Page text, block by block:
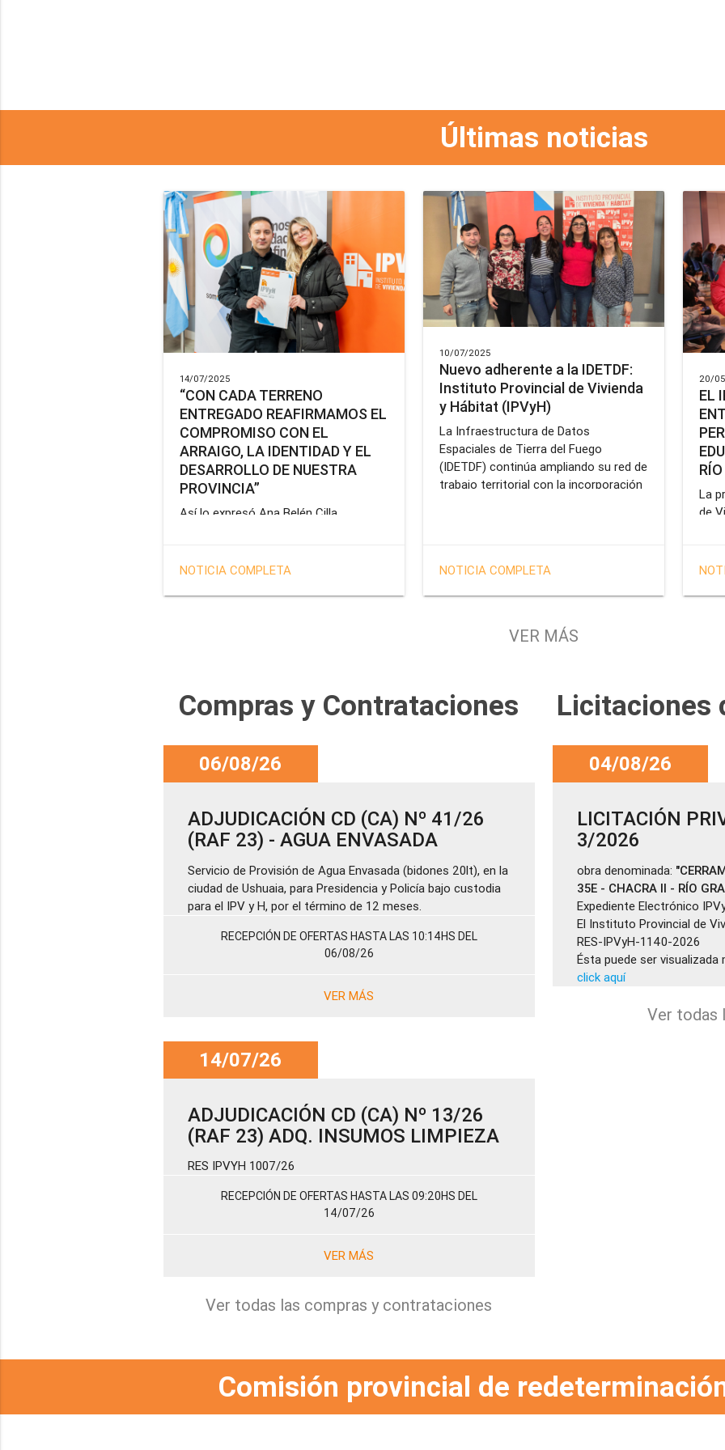
Últimas noticias
14/07/2025
“CON CADA TERRENO
ENTREGADO REAFIRMAMOS EL
COMPROMISO CON EL
ARRAIGO, LA IDENTIDAD Y EL
DESARROLLO DE NUESTRA
PROVINCIA”
Así lo expresó Ana Belén Cilla,
balance del trabajo del organismo en el
adjudicación de lotes a personal
NOTICIA COMPLETA
10/07/2025
Nuevo adherente a la IDETDF:
Instituto Provincial de Vivienda
y Hábitat (IPVyH)
La Infraestructura de Datos
Espaciales de Tierra del Fuego
(IDETDF) continúa ampliando su red de
trabajo territorial con la incorporación
NOTICIA COMPLETA
20/
EL
La
de
VER MÁS
Compras y Contrataciones
06/08/26
ADJUDICACIÓN CD (CA) Nº 41/26
(RAF 23) - AGUA ENVASADA
Servicio de Provisión de Agua Envasada (bidones 20lt), en la
ciudad de Ushuaia, para Presidencia y Policía bajo custodia
para el IPV y H, por el término de 12 meses.
RECEPCIÓN DE OFERTAS HASTA LAS 10:14HS DEL
06/08/26
VER MÁS
14/07/26
ADJUDICACIÓN CD (CA) Nº 13/26
(RAF 23) ADQ. INSUMOS LIMPIEZA
RES IPVYH 1007/26
RECEPCIÓN DE OFERTAS HASTA LAS 09:20HS DEL
14/07/26
VER MÁS
Ver todas las compras y contrataciones
Licitaciones
04/08/26
LICITACIÓN
3/2026
obra denominada:
35E - CHACRA II - RÍO
Expediente Electrónico
El Instituto Provincial de
RES-IPVyH-1140-2026
Ésta puede ser visualizada
click aquí
Ver todas
Comisión provincial de